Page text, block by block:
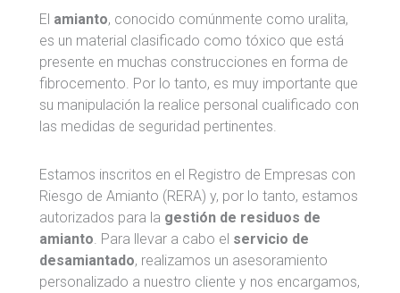
El amianto, conocido comúnmente como uralita,
es un material clasificado como tóxico que está
presente en muchas construcciones en forma de
fibrocemento. Por lo tanto, es muy importante que
su manipulación la realice personal cualificado con
las medidas de seguridad pertinentes.
Estamos inscritos en el Registro de Empresas con
Riesgo de Amianto (RERA) y, por lo tanto, estamos
autorizados para la gestión de residuos de
amianto. Para llevar a cabo el servicio de
desamiantado, realizamos un asesoramiento
personalizado a nuestro cliente y nos encargamos,